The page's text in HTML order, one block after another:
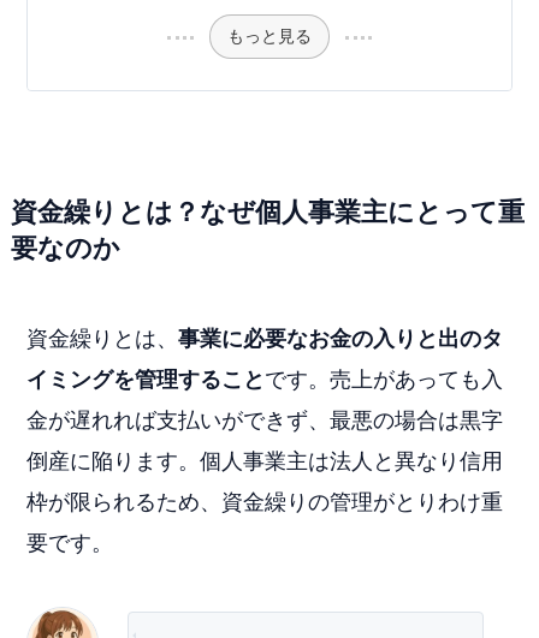
もっと見る
資金繰りとは？なぜ個人事業主にとって重
要なのか
資金繰りとは、事業に必要なお金の入りと出のタ
イミングを管理すること です。売上があっても入
金が遅れれば支払いができず、最悪の場合は黒字
倒産に陥ります。個人事業主は法人と異なり信用
枠が限られるため、資金繰りの管理がとりわけ重
要です。